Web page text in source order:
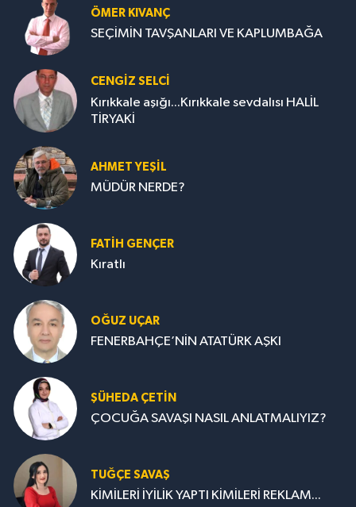
SEÇİMİN TAVŞANLARI VE KAPLUMBAĞA
Kırıkkale aşığı...Kırıkkale sevdalısı HALİL
MÜDÜR NERDE?
Kıratlı
FENERBAHÇE’NİN ATATÜRK AŞKI
ÇOCUĞA SAVAŞI NASIL ANLATMALIYIZ?
KİMİLERİ İYİLİK YAPTI KİMİLERİ REKLAM...